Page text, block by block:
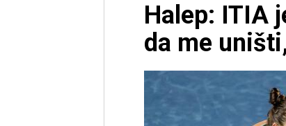
Halep: ITIA
da me